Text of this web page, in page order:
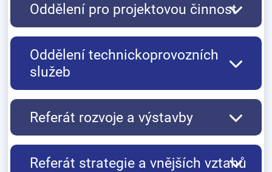
Oddělení pro projektovou činnost
Oddělení technickoprovozních
služeb
Referát rozvoje a výstavby
Referát strategie a vnějších vztahů